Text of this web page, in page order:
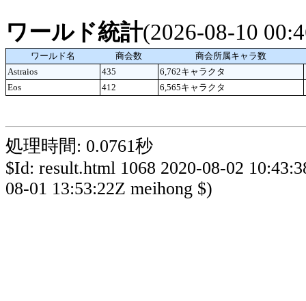
ワールド統計(2026-08-10
ワールド名 商会数
商会所属キャラ数
Astraios
435 6,762キャラクタ
Eos
412 6,565キャラクタ
処理時間: 0.0761秒
$Id: result.html 1068 2020-08-02
08-01 13:53:22Z meihong $)